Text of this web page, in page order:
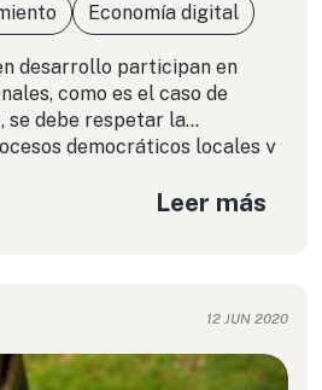
Economía digital
desarrollo participan en
como es el caso de
se debe respetar la
democráticos locales y
pongan el interésLeer más
12 JUN 2020